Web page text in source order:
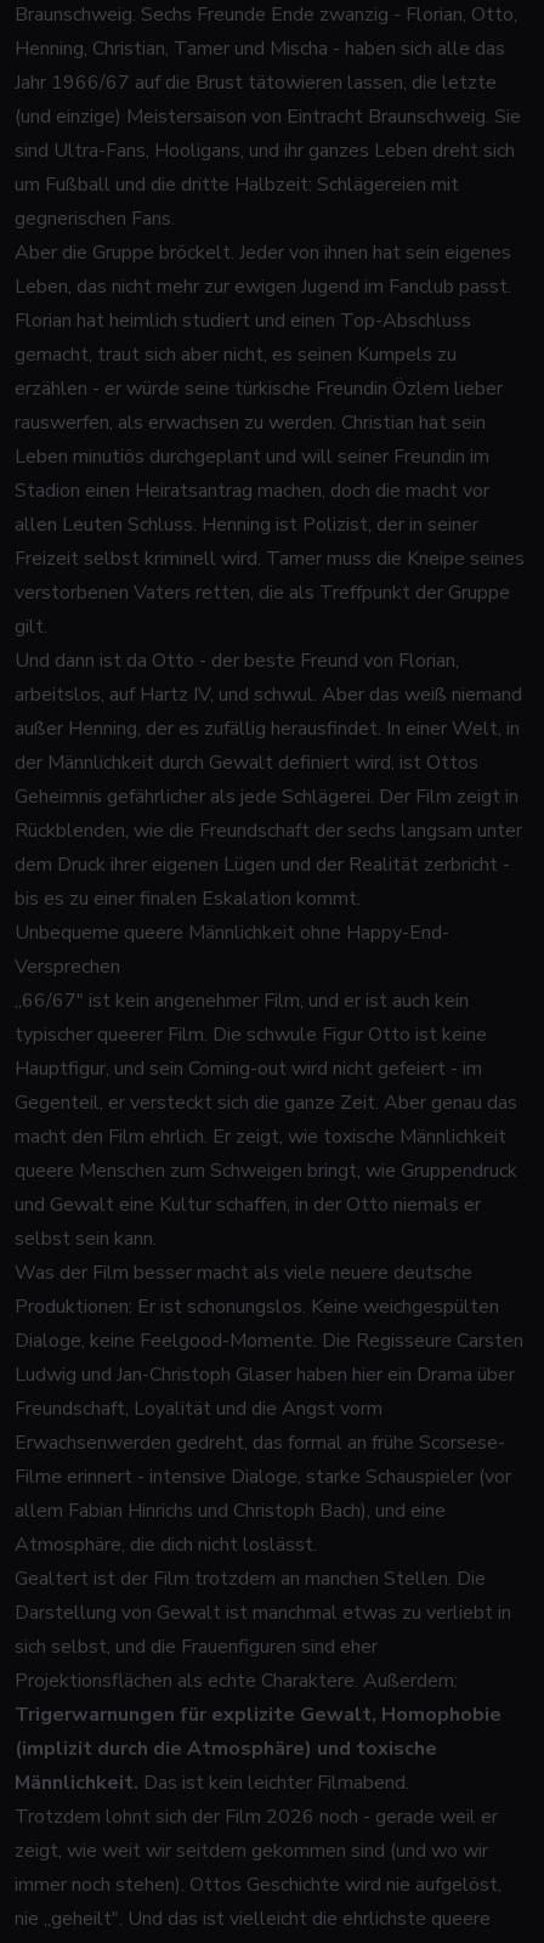
Braunschweig. Sechs Freunde Ende zwanzig - Florian, Otto,
Henning, Christian, Tamer und Mischa - haben sich alle das
Jahr 1966/67 auf die Brust tätowieren lassen, die letzte
(und einzige) Meistersaison von Eintracht Braunschweig. Sie
sind Ultra-Fans, Hooligans, und ihr ganzes Leben dreht sich
um Fußball und die dritte Halbzeit: Schlägereien mit
gegnerischen Fans.
Aber die Gruppe bröckelt. Jeder von ihnen hat sein eigenes
Leben, das nicht mehr zur ewigen Jugend im Fanclub passt.
Florian hat heimlich studiert und einen Top-Abschluss
gemacht, traut sich aber nicht, es seinen Kumpels zu
erzählen - er würde seine türkische Freundin Özlem lieber
rauswerfen, als erwachsen zu werden. Christian hat sein
Leben minutiös durchgeplant und will seiner Freundin im
Stadion einen Heiratsantrag machen, doch die macht vor
allen Leuten Schluss. Henning ist Polizist, der in seiner
Freizeit selbst kriminell wird. Tamer muss die Kneipe seines
verstorbenen Vaters retten, die als Treffpunkt der Gruppe
gilt.
Und dann ist da Otto - der beste Freund von Florian,
arbeitslos, auf Hartz IV, und schwul. Aber das weiß niemand
außer Henning, der es zufällig herausfindet. In einer Welt, in
der Männlichkeit durch Gewalt definiert wird, ist Ottos
Geheimnis gefährlicher als jede Schlägerei. Der Film zeigt in
Rückblenden, wie die Freundschaft der sechs langsam unter
dem Druck ihrer eigenen Lügen und der Realität zerbricht -
bis es zu einer finalen Eskalation kommt.
Unbequeme queere Männlichkeit ohne Happy-End-
Versprechen
„66/67" ist kein angenehmer Film, und er ist auch kein
typischer queerer Film. Die schwule Figur Otto ist keine
Hauptfigur, und sein Coming-out wird nicht gefeiert - im
Gegenteil, er versteckt sich die ganze Zeit. Aber genau das
macht den Film ehrlich. Er zeigt, wie toxische Männlichkeit
queere Menschen zum Schweigen bringt, wie Gruppendruck
und Gewalt eine Kultur schaffen, in der Otto niemals er
selbst sein kann.
Was der Film besser macht als viele neuere deutsche
Produktionen: Er ist schonungslos. Keine weichgespülten
Dialoge, keine Feelgood-Momente. Die Regisseure Carsten
Ludwig und Jan-Christoph Glaser haben hier ein Drama über
Freundschaft, Loyalität und die Angst vorm
Erwachsenwerden gedreht, das formal an frühe Scorsese-
Filme erinnert - intensive Dialoge, starke Schauspieler (vor
allem Fabian Hinrichs und Christoph Bach), und eine
Atmosphäre, die dich nicht loslässt.
Gealtert ist der Film trotzdem an manchen Stellen. Die
Darstellung von Gewalt ist manchmal etwas zu verliebt in
sich selbst, und die Frauenfiguren sind eher
Projektionsflächen als echte Charaktere. Außerdem:
Trigerwarnungen für explizite Gewalt, Homophobie
(implizit durch die Atmosphäre) und toxische
Männlichkeit. Das ist kein leichter Filmabend.
Trotzdem lohnt sich der Film 2026 noch - gerade weil er
zeigt, wie weit wir seitdem gekommen sind (und wo wir
immer noch stehen). Ottos Geschichte wird nie aufgelöst,
nie „geheilt". Und das ist vielleicht die ehrlichste queere